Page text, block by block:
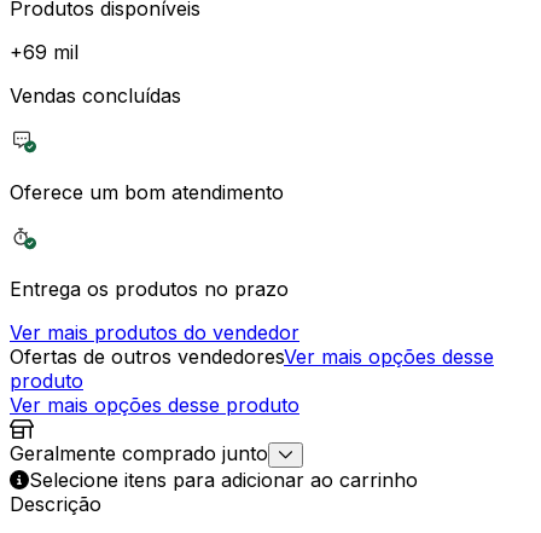
Produtos disponíveis
+69 mil
Vendas concluídas
Oferece um bom atendimento
Entrega os produtos no prazo
Ver mais produtos do vendedor
Ofertas de outros vendedoresVer mais opções desse
produto
Ver mais opções desse produto
Geralmente comprado junto
Selecione itens para adicionar ao carrinho
Descrição